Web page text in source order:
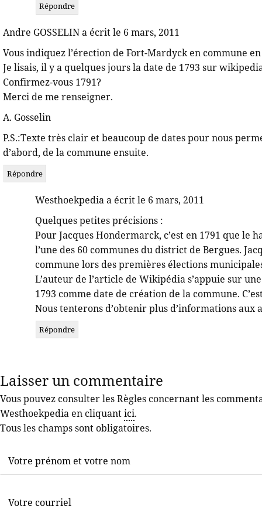
Répondre
Andre GOSSELIN a écrit le 6 mars, 2011
Vous indiquez l’érection de Fort-Mardyck en commune en
Je lisais, il y a quelques jours la date de 1793 sur
Confirmez-vous 1791?
Merci de me renseigner.
A. Gosselin
P.S.:Texte très clair et beaucoup de dates pour nous
d’abord, de la commune ensuite.
Répondre
Westhoekpedia a écrit le 6 mars, 2011
Quelques petites précisions :
Pour Jacques Hondermarck, c’est en 1791 que
l’une des 60 communes du district de Bergues.
commune lors des premières élections
L’auteur de l’article de Wikipédia s’appuie sur
1793 comme date de création de la commune.
Nous tenterons d’obtenir plus d’informations
Répondre
Laisser un commentaire
Vous pouvez consulter les Règles concernant les
Westhoekpedia en cliquantici.
Tous les champs sont obligatoires.